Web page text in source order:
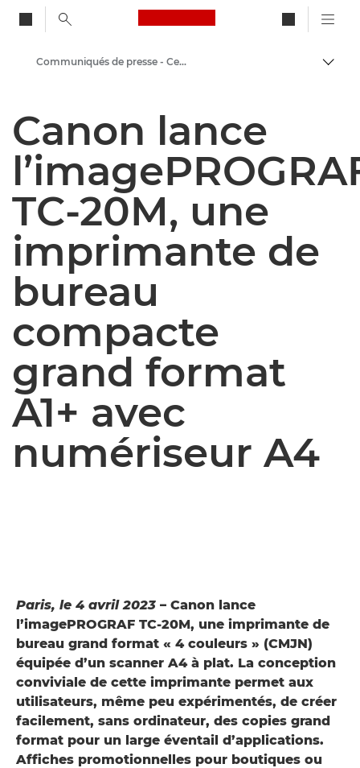
Canon Logo, back to
Presse
Communiqués de presse - Centre de presse Canon
Canon lance
TC-20M, une
imprimante de
bureau
compacte
grand format
A1+ avec
numériseur A4
Paris, le 4 avril 2023 – Canon lance
l’imagePROGRAF TC-20M, une imprimante de
bureau grand format « 4 couleurs » (CMJN)
équipée d’un scanner A4 à plat. La conception
conviviale de cette imprimante permet aux
utilisateurs, même peu expérimentés, de créer
facilement, sans ordinateur, des copies grand
format pour un large éventail d’applications.
Affiches promotionnelles pour boutiques ou